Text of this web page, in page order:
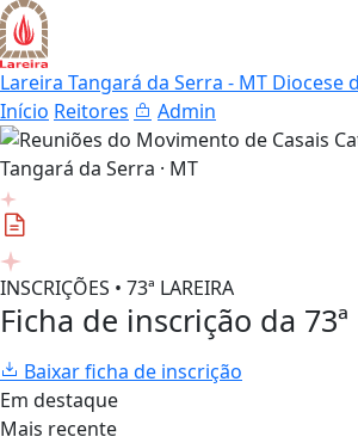
Lareira Tangará da Serra - MT Diocese
Início Reitores Admin
INSCRIÇÕES • 73ª LAREIRA
Ficha de inscrição da 73ª
Baixar ficha de inscrição
Em destaque
Mais recente